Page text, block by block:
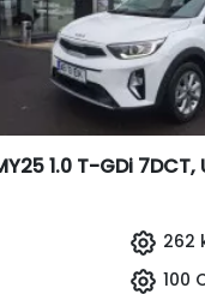
1.0 T-GDi 7DCT,
262
100